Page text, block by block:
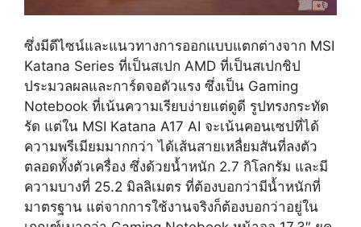
ซึ่งมีดีไซน์และแนวทางการออกแบบแตกต่างจาก MSI
Katana Series ที่เป็นสเปก AMD ที่เป็นสเปกชิป
ประมวลผลและการ์ดจอตัวแรง ซึ่งเป็น Gaming
Notebook ที่เน้นความเรียบง่ายแต่ดูดี รูปทรงกระทัด
รัด แต่ใน MSI Katana A17 AI จะเน้นคอนเซปที่ได้
ความพรีเมียมมากกว่า ได้เส้นสายเหลื่ยมสันที่ลงตัว
ตลอดทั้งตัวเครื่อง ซึ่งด้วยน้ำหนัก 2.7 กิโลกรัม และมี
ความบางที่ 25.2 มิลลิเมตร ที่ต้องบอกว่ามีน้ำหนักที่
มาตรฐาน แต่จากการใช้งานจริงก็ต้องบอกว่าอยู่ใน